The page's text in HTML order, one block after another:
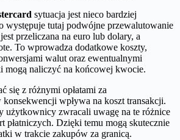
sytuacja jest nieco bardziej
występuje tutaj podwójne przewalutowanie
przeliczana na euro lub dolary, a
To wprowadza dodatkowe koszty,
walut oraz ewentualnymi
mogą naliczyć na końcowej kwocie.
się z różnymi opłatami za
wpływa na koszt transakcji.
użytkownicy zwracali uwagę na te różnice
płatniczych. Dzięki temu mogą skutecznie
w trakcie zakupów za granicą.